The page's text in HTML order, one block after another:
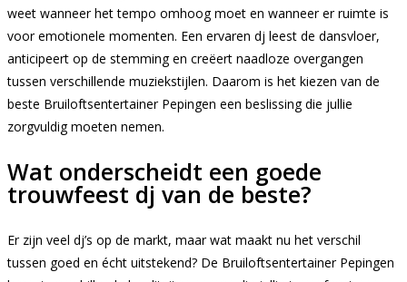
weet wanneer het tempo omhoog moet en wanneer er ruimte is
voor emotionele momenten. Een ervaren dj leest de dansvloer,
anticipeert op de stemming en creëert naadloze overgangen
tussen verschillende muziekstijlen. Daarom is het kiezen van de
beste Bruiloftsentertainer Pepingen een beslissing die jullie
zorgvuldig moeten nemen.
Wat onderscheidt een goede
trouwfeest dj van de beste?
Er zijn veel dj’s op de markt, maar wat maakt nu het verschil
tussen goed en écht uitstekend? De Bruiloftsentertainer Pepingen